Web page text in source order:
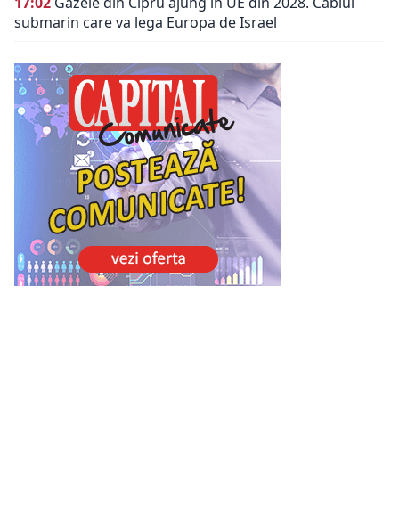
submarin care va lega Europa de Israel